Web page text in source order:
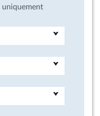
uniquement